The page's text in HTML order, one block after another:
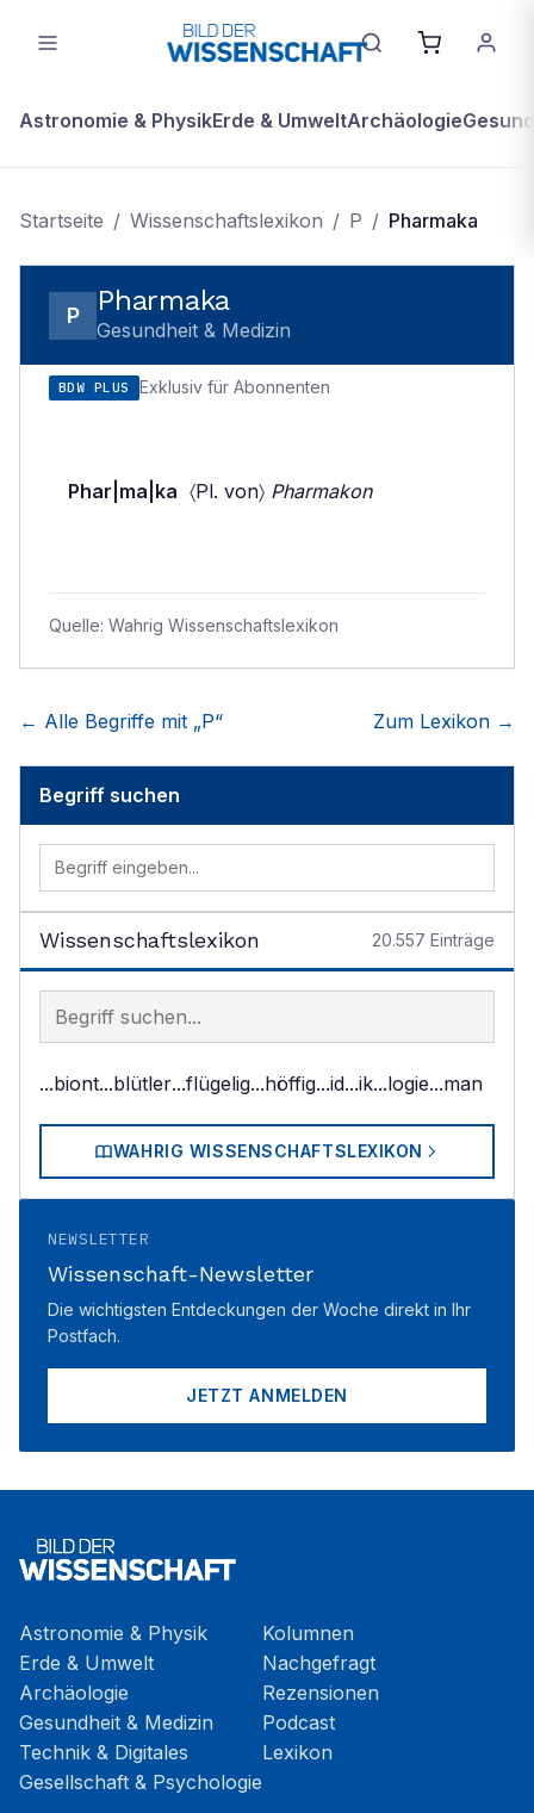
Astronomie & PhysikErde & UmweltArchäologie
Startseite / Wissenschaftslexikon / P / Pharmaka
P Pharmaka
Gesundheit & Medizin
BDW PLUS Exklusiv für Abonnenten
Phar|ma|ka 〈Pl. von〉 Pharmakon
Quelle: Wahrig Wissenschaftslexikon
← Alle Begriffe mit „P“ Zum Lexikon →
Begriff suchen
Wissenschaftslexikon 20.557 Einträge
Begriff im Lexikon suchen
...biont...blütler...flügelig...höffig...id...ik...logie...man
WAHRIG WISSENSCHAFTSLEXIKON
NEWSLETTER
Wissenschaft-Newsletter
Die wichtigsten Entdeckungen der Woche direkt in Ihr
Postfach.
JETZT ANMELDEN
Astronomie & Physik
Erde & Umwelt
Archäologie
Gesundheit & Medizin
Technik & Digitales
Gesellschaft & Psychologie
Kolumnen
Nachgefragt
Rezensionen
Podcast
Lexikon